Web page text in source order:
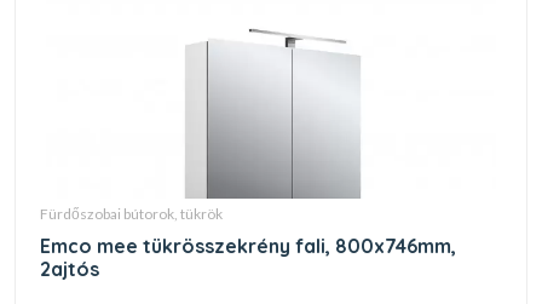
fürdőszobai bútorok, tükrök
emco mee tükrösszekrény fali, 800x746mm,
2ajtós